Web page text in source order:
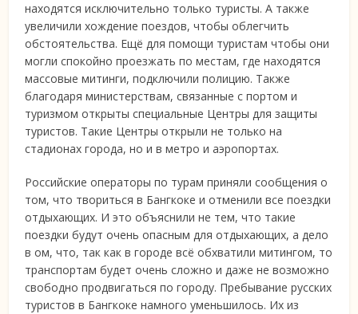
находятся исключительно только туристы. А также
увеличили хождение поездов, чтобы облегчить
обстоятельства. Ещё для помощи туристам чтобы они
могли спокойно проезжать по местам, где находятся
массовые митинги, подключили полицию. Также
благодаря министерствам, связанные с портом и
туризмом открыты специальные Центры для защиты
туристов. Такие Центры открыли не только на
стадионах города, но и в метро и аэропортах.
Российские операторы по турам приняли сообщения о
том, что твориться в Бангкоке и отменили все поездки
отдыхающих. И это объяснили не тем, что такие
поездки будут очень опасным для отдыхающих, а дело
в ом, что, так как в городе всё обхватили митингом, то
транспортам будет очень сложно и даже не возможно
свободно продвигаться по городу. Пребывание русских
туристов в Бангкоке намного уменьшилось. Их из